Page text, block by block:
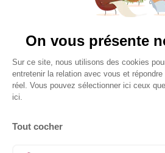
On vous présente
Sur ce site, nous utilisons des cookies
entretenir la relation avec vous et
réel. Vous pouvez sélectionner ici ceux
ici.
Tout cocher